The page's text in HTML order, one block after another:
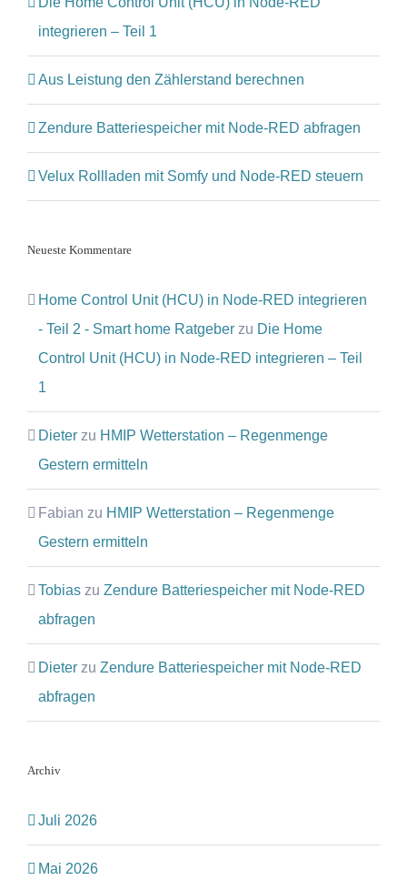
integrieren – Teil 1
Aus Leistung den Zählerstand berechnen
Zendure Batteriespeicher mit Node-RED abfragen
Velux Rollladen mit Somfy und Node-RED steuern
Neueste Kommentare
Home Control Unit (HCU) in Node-RED integrieren
- Teil 2 - Smart home Ratgeber zu Die Home
Control Unit (HCU) in Node-RED integrieren – Teil
1
Dieter zu HMIP Wetterstation – Regenmenge
Gestern ermitteln
Fabian zu HMIP Wetterstation – Regenmenge
Gestern ermitteln
Tobias zu Zendure Batteriespeicher mit Node-RED
abfragen
Dieter zu Zendure Batteriespeicher mit Node-RED
abfragen
Archiv
Juli 2026
Mai 2026